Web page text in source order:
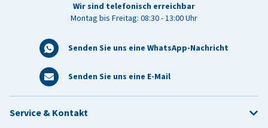
Wir sind telefonisch erreichbar
Montag bis Freitag: 08:30 - 13:00 Uhr
Senden Sie uns eine WhatsApp-Nachricht
Senden Sie uns eine E-Mail
Service & Kontakt